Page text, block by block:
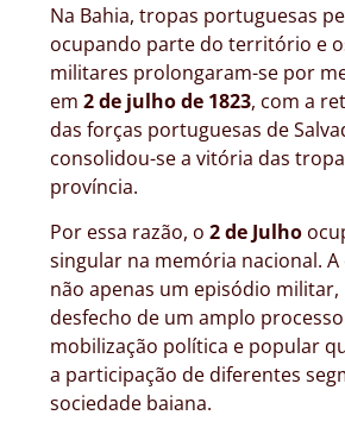
Na Bahia, tropas portuguesas
ocupando parte do território e
militares prolongaram-se por
em 2 de julho de 1823, com a
das forças portuguesas de
consolidou-se a vitória das
província.
Por essa razão, o 2 de Julho
singular na memória nacional. A
não apenas um episódio militar,
desfecho de um amplo
mobilização política e popular
a participação de diferentes
sociedade baiana.